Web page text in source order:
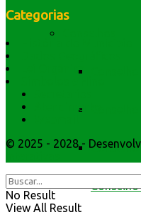
Conselho
Categorias
Lei Orgânica
Atendimento
© 2025 - 2028 -
No Result
View All Result